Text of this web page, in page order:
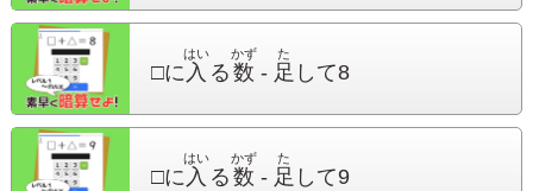
□に入
はい
る 数
かず
- 足
た
して8
□に入
はい
る 数
かず
- 足
た
して9